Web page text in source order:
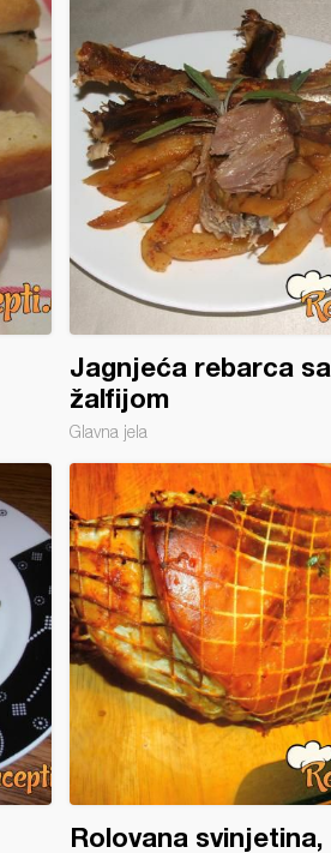
Jagnjeća rebarca sa
žalfijom
Glavna jela
Rolovana svinjetina,